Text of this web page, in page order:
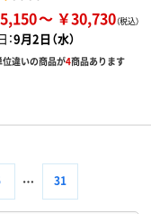
￥30,730
9月2日（水）
位違いの商品が4商品あります
31